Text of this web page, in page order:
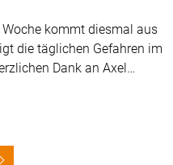
Woche kommt diesmal aus
die täglichen Gefahren im
Dank an Axel…